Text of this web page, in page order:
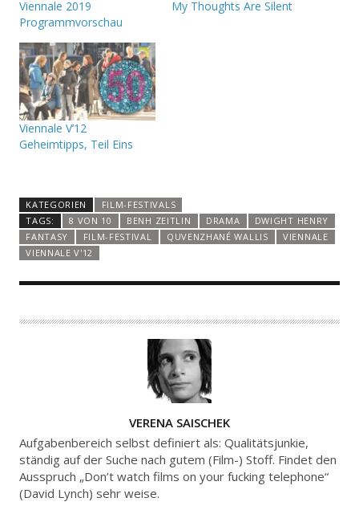
Viennale 2019
Programmvorschau
My Thoughts Are Silent
Viennale V’12
Geheimtipps, Teil Eins
KATEGORIEN
FILM-FESTIVALS
TAGS:
8 VON 10 BENH ZEITLIN DRAMA
DWIGHT HENRY
FANTASY
FILM-FESTIVAL QUVENZHANÉ WALLIS
VIENNALE
VIENNALE V'12
U
T
O
R
VERENA SAISCHEK
Aufgabenbereich selbst definiert als: Qualitätsjunkie,
ständig auf der Suche nach gutem (Film-) Stoff. Findet den
Ausspruch „Don’t watch films on your fucking telephone“
(David Lynch) sehr weise.